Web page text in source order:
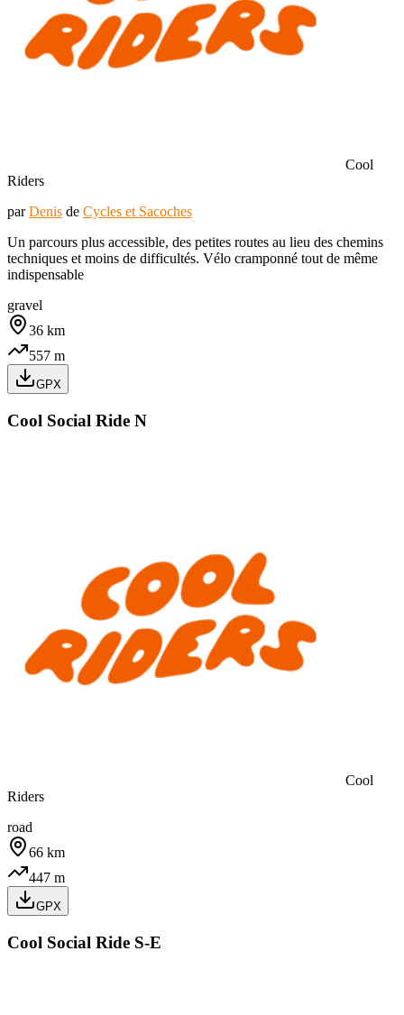
Cool
Riders
parDenis de Cycles et Sacoches
Un parcours plus accessible, des petites routes au lieu des chemins
techniques et moins de difficultés. Vélo cramponné tout de même
indispensable
gravel
36 km
557 m
GPX
Cool Social Ride N
Cool
Riders
road
66 km
447 m
GPX
Cool Social Ride S-E